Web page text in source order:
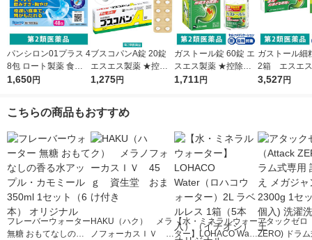
パンシロン01プラス 4
8包 ロート製薬 食べ
すぎ・飲みすぎ・胸や
1,650円
ブスコパンA錠 20錠
エスエス製薬 ★控除
★ 胃痛 腹痛 さしこみ
1,275円
ガストール錠 60錠 エ
スエス製薬 ★控除★
胃腸薬 胃痛 胸やけ 胃
1,711円
ガストール細
2箱 エスエ
控除★ 胃腸薬
3,527円
こちらの商品もおすすめ
フレーバーウォーター
無糖 おもてなしの香
HAKU（ハク） メラ
ノフォーカスＩＶ 4
【水・ミネラルウォー
ター】LOHACO Wate
アタックゼロ
ZERO) ドラ